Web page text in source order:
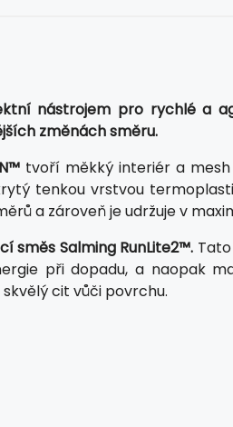
nástrojem pro rychlé a
změnách směru.
tvoří měkký interiér a
tenkou vrstvou
a zároveň je udržuje v
směs Salming RunLite2™.
při dopadu, a naopak
cit vůči povrchu.